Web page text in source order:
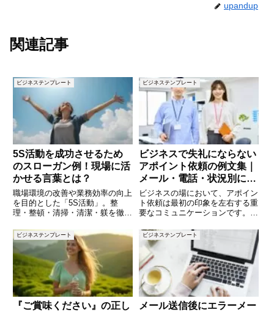
upandup
関連記事
ビジネステンプレート
5S活動を成功させるため
のスローガン例！現場に活
かせる言葉とは？
職場環境の改善や業務効率の向上
を目的とした「5S活動」。整
理・整頓・清掃・清潔・躾を徹底
安全性や社員満足度も向上しま
す。しかし、5S活動を定着させ
るためには、全員が一丸となり、
楽しみながら取り組める雰囲気を
作る
ビジネステンプレート
ビジネスで失礼にならない
アポイント依頼の例文集｜
メール・電話・状況別に使
える完全ガイド
ビジネスの場において、アポイン
ト依頼は最初の印象を左右する重
要なコミュニケーションです。依
「信頼できそうな会社」という印
象を与えることもあれば、逆に
「配慮が足りない」「強引だ」と
受け取られてしまうこともありま
す。
ビジネステンプレート
『ご賞味ください』の正し
ビジネステンプレート
メール送信後にエラーメー